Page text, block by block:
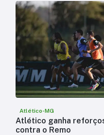
Atlético-MG
Atlético ganha
contra o Remo